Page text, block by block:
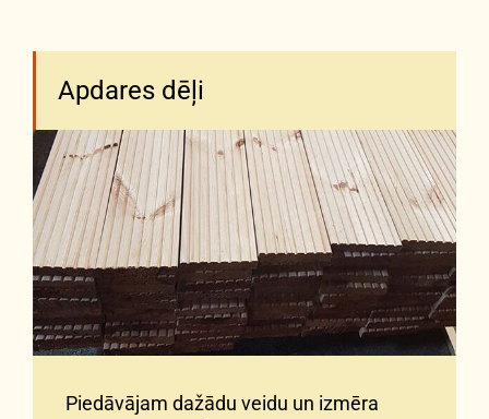
Apdares dēļi
Piedāvājam dažādu veidu un izmēra